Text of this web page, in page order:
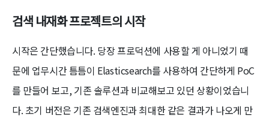
검색 내재화 프로젝트의 시작
시작은 간단했습니다. 당장 프로덕션에 사용할 게 아니었기 때
문에 업무시간 틈틈이 Elasticsearch를 사용하여 간단하게 PoC
를 만들어 보고, 기존 솔루션과 비교해보고 있던 상황이었습니
다. 초기 버전은 기존 검색엔진과 최대한 같은 결과가 나오게 만